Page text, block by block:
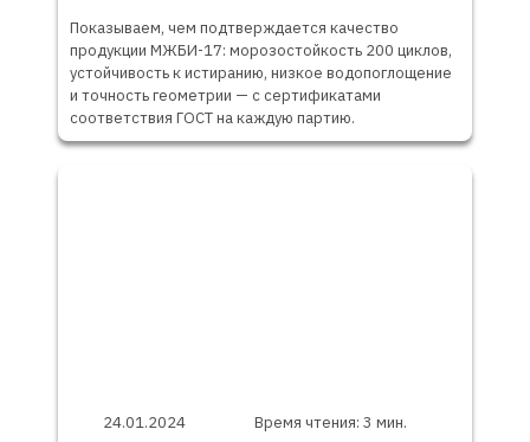
Показываем, чем подтверждается качество
продукции МЖБИ-17: морозостойкость 200 циклов,
устойчивость к истиранию, низкое водопоглощение
и точность геометрии — с сертификатами
соответствия ГОСТ на каждую партию.
24.01.2024 Время чтения: 3 мин.